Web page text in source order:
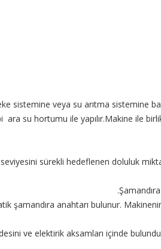
sistemine veya su arıtma sistemine
ara su hortumu ile yapılır.Makine ile
sürekli hedeflenen doluluk
şamandıra anahtarı bulunur.
ve elektirik aksamları içinde